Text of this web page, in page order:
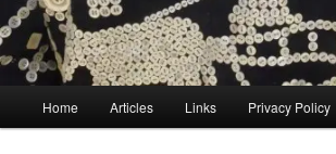
Home Articles Links Privacy Policy